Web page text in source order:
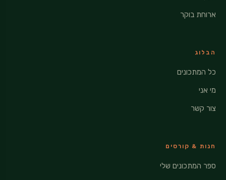
ארוחת בוקר
הבלוג
כל המתכונים
מי אני
צור קשר
חנות & קורסים
ספר המתכונים שלי